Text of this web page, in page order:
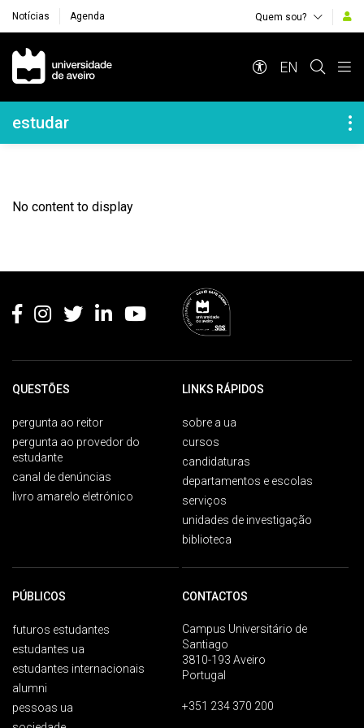
Notícias Agenda Quem sou?
Navegação Principal
EN
Navegação Lateral
estudar
No content to display
QUESTÕES
pergunta ao reitor
pergunta ao provedor do
estudante
canal de denúncias
livro amarelo eletrónico
LINKS RÁPIDOS
sobre a ua
cursos
candidaturas
departamentos e escolas
serviços
unidades de investigação
biblioteca
PÚBLICOS
futuros estudantes
estudantes ua
estudantes internacionais
alumni
pessoas ua
CONTACTOS
Campus Universitário de
Santiago
3810-193 Aveiro
Portugal
+351 234 370 200